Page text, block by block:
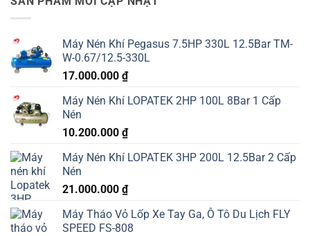
Máy Nén Khí Pegasus 7.5HP 330L 12.5Bar TM-
W-0.67/12.5-330L
17.000.000 ₫
Máy Nén Khí LOPATEK 2HP 100L 8Bar 1 Cấp
Nén
10.200.000 ₫
Máy Nén Khí LOPATEK 3HP 200L 12.5Bar 2 Cấp
Nén
21.000.000 ₫
Máy Tháo Vỏ Lốp Xe Tay Ga, Ô Tô Du Lịch FLY
SPEED FS-808